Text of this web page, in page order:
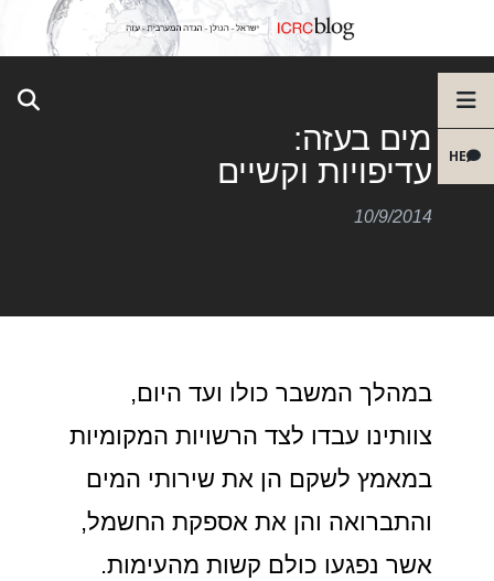
HE
מים בעזה:
עדיפויות וקשיים
10/9/2014
במהלך המשבר כולו ועד היום,
צוותינו עבדו לצד הרשויות המקומיות
במאמץ לשקם הן את שירותי המים
והתברואה והן את אספקת החשמל,
אשר נפגעו כולם קשות מהעימות.